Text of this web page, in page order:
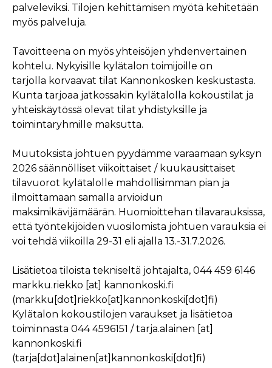
palveleviksi. Tilojen kehittämisen myötä kehitetään
myös palveluja.
Tavoitteena on myös yhteisöjen yhdenvertainen
kohtelu. Nykyisille kylätalon toimijoille on
tarjolla korvaavat tilat Kannonkosken keskustasta.
Kunta tarjoaa jatkossakin kylätalolla kokoustilat ja
yhteiskäytössä olevat tilat yhdistyksille ja
toimintaryhmille maksutta.
Muutoksista johtuen pyydämme varaamaan syksyn
2026 säännölliset viikoittaiset / kuukausittaiset
tilavuorot kylätalolle mahdollisimman pian ja
ilmoittamaan samalla arvioidun
maksimikävijämäärän. Huomioittehan tilavarauksissa,
että työntekijöiden vuosilomista johtuen varauksia ei
voi tehdä viikoilla 29-31 eli ajalla 13.-31.7.2026.
Lisätietoa tiloista tekniseltä johtajalta, 044 459 6146
markku.riekko [at]
kannonkoski.fi
(markku[dot]riekko[at]kannonkoski[dot]fi)
Kylätalon kokoustilojen varaukset ja lisätietoa
toiminnasta 044 4596151 /tarja.alainen [at]
kannonkoski.fi
(tarja[dot]alainen[at]kannonkoski[dot]fi)